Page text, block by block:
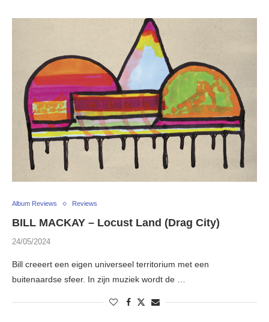
Album Reviews Reviews
BILL MACKAY – Locust Land (Drag City)
24/05/2024
Bill creeert een eigen universeel territorium met een
buitenaardse sfeer. In zijn muziek wordt de …